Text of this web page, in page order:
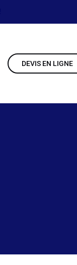
DEVIS EN LIGNE